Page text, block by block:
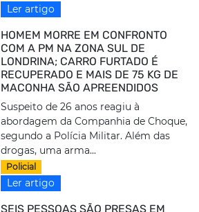
Ler artigo
HOMEM MORRE EM CONFRONTO
COM A PM NA ZONA SUL DE
LONDRINA; CARRO FURTADO É
RECUPERADO E MAIS DE 75 KG DE
MACONHA SÃO APREENDIDOS
Suspeito de 26 anos reagiu à
abordagem da Companhia de Choque,
segundo a Polícia Militar. Além das
drogas, uma arma...
Policial
Ler artigo
SEIS PESSOAS SÃO PRESAS EM